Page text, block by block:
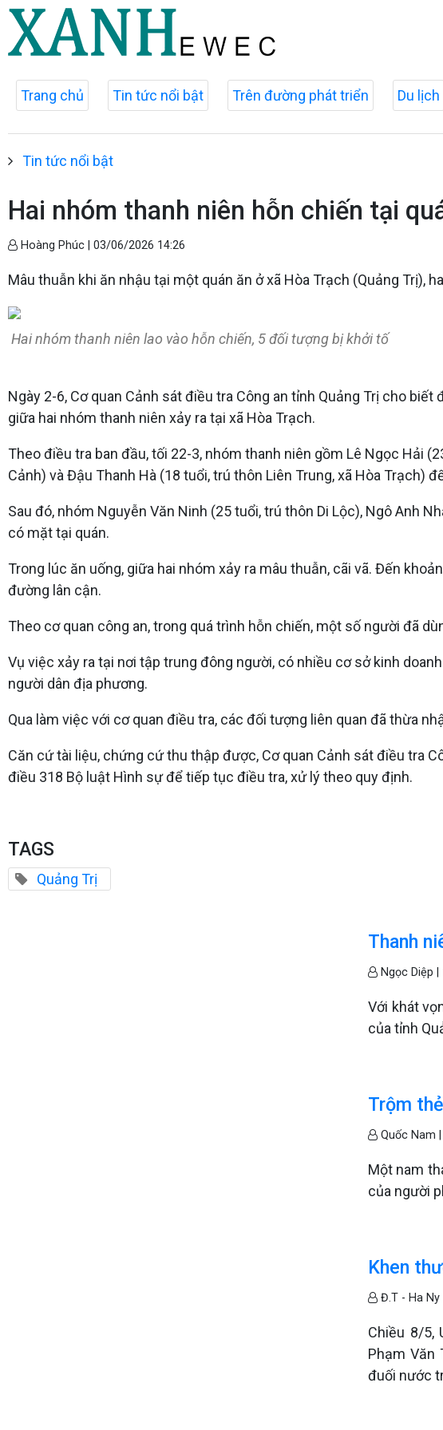
Trang chủ Tin tức nổi bật Trên đường phát triển Du lịch
Tin tức nổi bật
Hai nhóm thanh niên hỗn chiến tại
Hoàng Phúc | 03/06/2026 14:26
Mâu thuẫn khi ăn nhậu tại một quán ăn ở xã Hòa Trạch (Quảng Trị),
Hai nhóm thanh niên lao vào hỗn chiến, 5 đối tượng bị khởi tố
Ngày 2-6, Cơ quan Cảnh sát điều tra Công an tỉnh Quảng Trị cho
giữa hai nhóm thanh niên xảy ra tại xã Hòa Trạch.
Theo điều tra ban đầu, tối 22-3, nhóm thanh niên gồm Lê Ngọc Hải
Cảnh) và Đậu Thanh Hà (18 tuổi, trú thôn Liên Trung, xã Hòa Trạch)
Sau đó, nhóm Nguyễn Văn Ninh (25 tuổi, trú thôn Di Lộc), Ngô Anh
có mặt tại quán.
Trong lúc ăn uống, giữa hai nhóm xảy ra mâu thuẫn, cãi vã. Đến
đường lân cận.
Theo cơ quan công an, trong quá trình hỗn chiến, một số người đã
Vụ việc xảy ra tại nơi tập trung đông người, có nhiều cơ sở kinh
người dân địa phương.
Qua làm việc với cơ quan điều tra, các đối tượng liên quan đã thừa
Căn cứ tài liệu, chứng cứ thu thập được, Cơ quan Cảnh sát điều tra
điều 318 Bộ luật Hình sự để tiếp tục điều tra, xử lý theo quy định.
TAGS
Quảng Trị
Thanh
Ngọc Diệp |
Với khát
của tỉnh
Trộm
Quốc Nam |
Một nam
của người
Khen
Đ.T - Ha
Chiều 8/5,
Phạm Văn
đuối nước